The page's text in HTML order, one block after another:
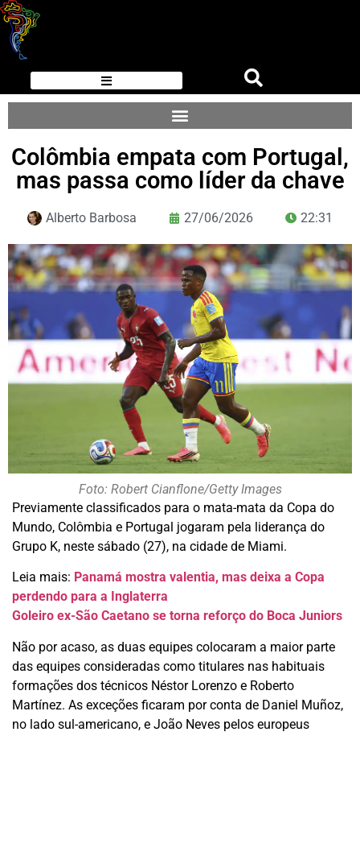
Colômbia empata com Portugal,
mas passa como líder da chave
Alberto Barbosa 27/06/2026 22:31
Foto: Robert Cianflone/Getty Images
Previamente classificados para o mata-mata da Copa do
Mundo, Colômbia e Portugal jogaram pela liderança do
Grupo K, neste sábado (27), na cidade de Miami.
Leia mais: Panamá mostra valentia, mas deixa a Copa
perdendo para a Inglaterra
Goleiro ex-São Caetano se torna reforço do Boca Juniors
Não por acaso, as duas equipes colocaram a maior parte
das equipes consideradas como titulares nas habituais
formações dos técnicos Néstor Lorenzo e Roberto
Martínez. As exceções ficaram por conta de Daniel Muñoz,
no lado sul-americano, e João Neves pelos europeus